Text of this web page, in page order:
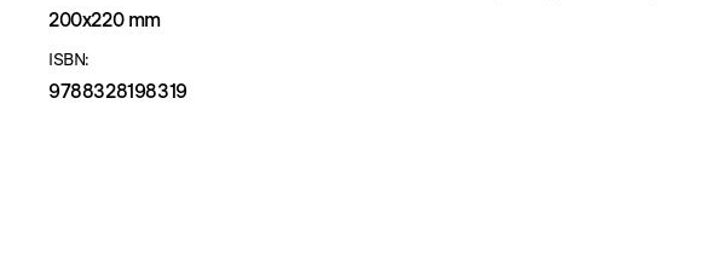
200x220 mm
ISBN:
9788328198319